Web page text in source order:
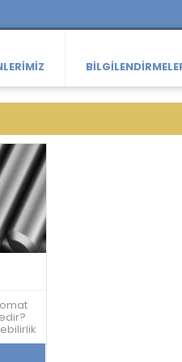
bir